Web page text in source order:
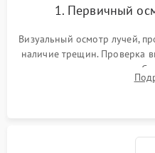
1. Первичный
Визуальный осмотр лучей,
наличие трещин. Проверка
передачи видеосигнала.
полетное ПО для